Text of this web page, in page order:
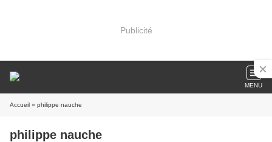
Publicité
MENU
Accueil » philippe nauche
philippe nauche